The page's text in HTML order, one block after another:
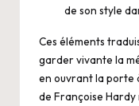
de son style
Ces éléments
garder vivante la
en ouvrant la porte
de Françoise